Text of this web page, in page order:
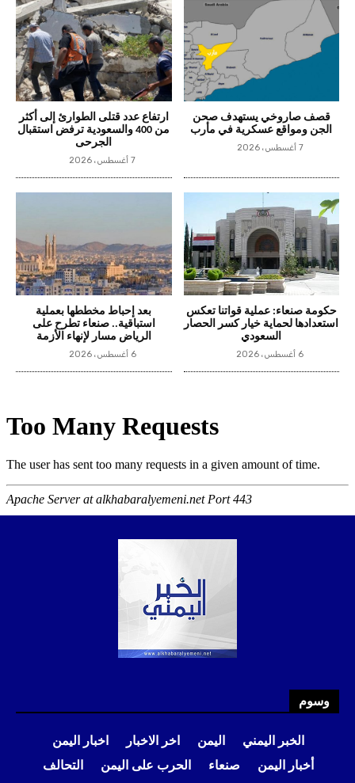
قصف صاروخي يستهدف صحن
الجن ومواقع عسكرية في مأرب
7 أغسطس، 2026
ارتفاع عدد قتلى الطوارئ إلى أكثر
من 400 والسعودية ترفض استقبال
الجرحى
7 أغسطس، 2026
حكومة صنعاء: عملية قواتنا تعكس
استعدادها لحماية خيار كسر الحصار
السعودي
6 أغسطس، 2026
بعد إحباط مخططها بعملية
استباقية.. صنعاء تطرح على
الرياض مسار لإنهاء الأزمة
6 أغسطس، 2026
وسوم
الخبر اليمني اليمن اخر الاخبار
اخبار اليمن
أخبار اليمن
صنعاء الحرب على اليمن التحالف